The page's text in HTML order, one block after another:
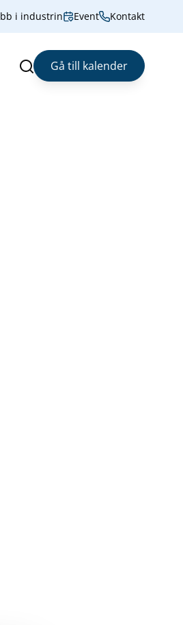
i industrin Event Kontakt
Sök Gå till kalender